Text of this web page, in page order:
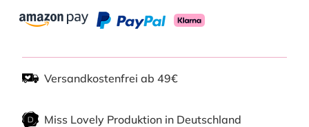
Versandkostenfrei ab 49€
Miss Lovely Produktion in Deutschland